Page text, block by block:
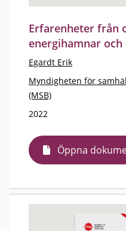
Erfarenheter från
energihamnar och
Egardt Erik
Myndigheten för
(MSB)
2022
Öppna